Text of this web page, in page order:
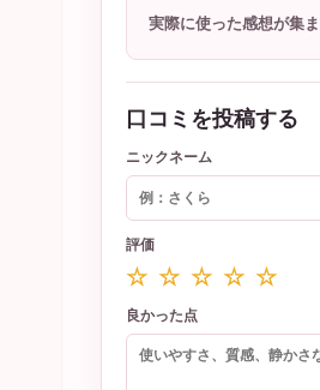
実際に使った感想が集
口コミを投稿する
ニックネーム
評価
☆ ☆ ☆ ☆ ☆
良かった点